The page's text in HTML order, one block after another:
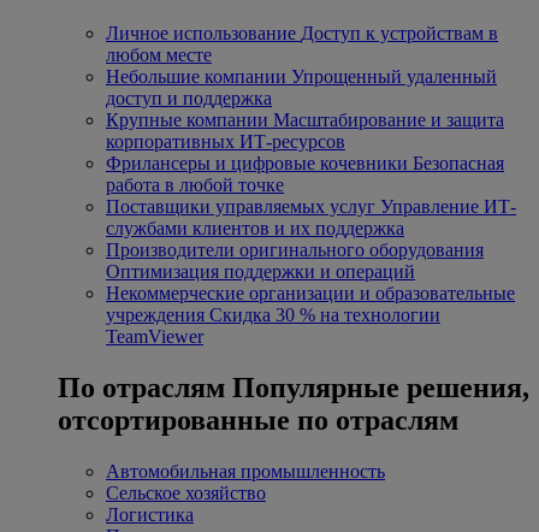
Личное использование Доступ к устройствам в
любом месте
Небольшие компании Упрощенный удаленный
доступ и поддержка
Крупные компании Масштабирование и защита
корпоративных ИТ-ресурсов
Фрилансеры и цифровые кочевники Безопасная
работа в любой точке
Поставщики управляемых услуг Управление ИТ-
службами клиентов и их поддержка
Производители оригинального оборудования
Оптимизация поддержки и операций
Некоммерческие организации и образовательные
учреждения Скидка 30 % на технологии
TeamViewer
По отраслям Популярные решения,
отсортированные по отраслям
Автомобильная промышленность
Сельское хозяйство
Логистика